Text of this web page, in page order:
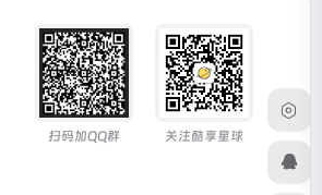
扫码加QQ群 关注酷享星球